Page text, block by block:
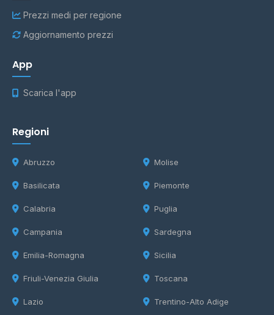
Prezzi medi per regione
Aggiornamento prezzi
App
Scarica l'app
Regioni
Abruzzo
Basilicata
Calabria
Campania
Emilia-Romagna
Friuli-Venezia Giulia
Lazio
Molise
Piemonte
Puglia
Sardegna
Sicilia
Toscana
Trentino-Alto Adige